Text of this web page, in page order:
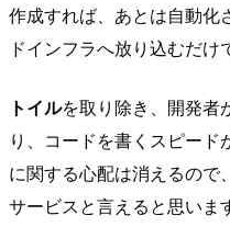
作成すれば、あとは自動化
ドインフラへ放り込むだけ
トイルを取り除き、開発者
り、コードを書くスピー
に関する心配は消えるので
サービスと言えると思いま